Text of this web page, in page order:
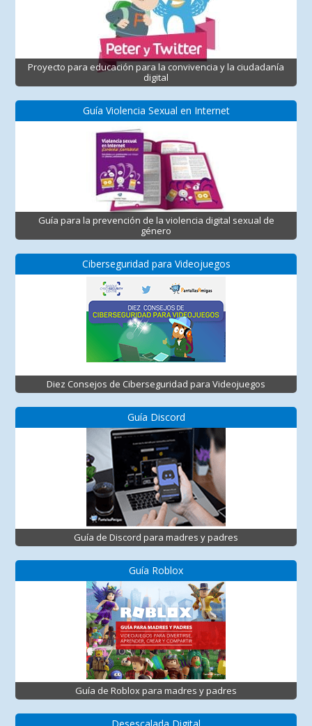
Proyecto para educación para la convivencia y la ciudadanía
digital
Guía Violencia Sexual en Internet
Guía para la prevención de la violencia digital sexual de
género
Ciberseguridad para Videojuegos
Diez Consejos de Ciberseguridad para Videojuegos
Guía Discord
Guía de Discord para madres y padres
Guía Roblox
Guía de Roblox para madres y padres